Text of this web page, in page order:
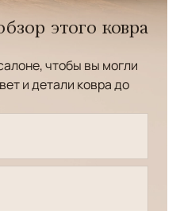
этого ковра
чтобы вы могли
и детали ковра до